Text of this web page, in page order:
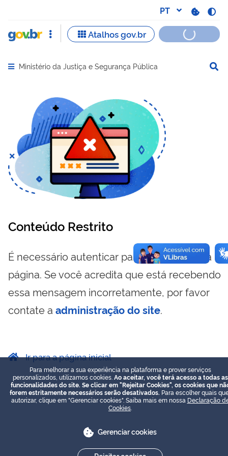
Abrir menu principal de navegação
Ministério da Justiça e Segurança Pública
Conteúdo Restrito
É necessário autenticar para visualizar essa
página. Se você acredita que está recebendo
essa mensagem incorretamente, por favor
contate a administração do site.
Ir para a página inicial
Para melhorar a sua experiência na plataforma e prover serviços
personalizados, utilizamos cookies. Ao aceitar, você terá acesso a todas as
funcionalidades do site. Se clicar em "Rejeitar Cookies", os cookies que
forem estritamente necessários serão desativados. Para escolher quais
autorizar, clique em "Gerenciar cookies". Saiba mais em nossa Declaração
Cookies
Gerenciar cookies